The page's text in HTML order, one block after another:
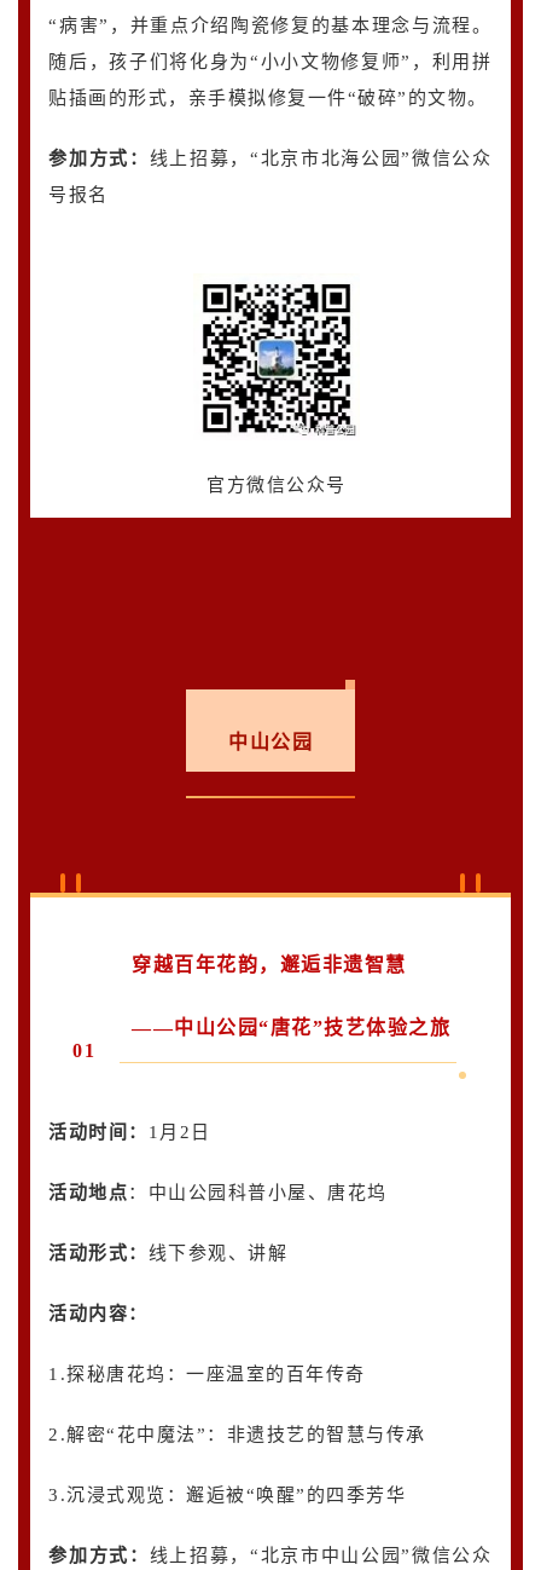
“病害”，并重点介绍陶瓷修复的基本理念与流程。
随后，孩子们将化身为“小小文物修复师”，利用拼
贴插画的形式，亲手模拟修复一件“破碎”的文物。
参加方式 ： 线上招募，“北京市北海公园”微信公众
号报名
官方微信公众号
中山公园
01
穿越百年花韵，邂逅非遗智慧
——中山公园“唐花”技艺体验之旅
活动时间： 1月2日
活动地点：中山公园科普小屋、唐花坞
活动形式： 线下参观、讲解
活动内容：
1.探秘唐花坞：一座温室的百年传奇
2.解密“花中魔法”：非遗技艺的智慧与传承
3.沉浸式观览：邂逅被“唤醒”的四季芳华
参加方式： 线上招募，“北京市中山公园”微信公众